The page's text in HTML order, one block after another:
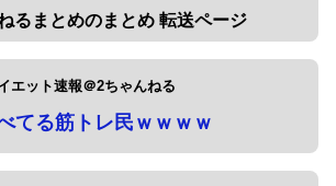
るまとめのまとめ 転送ページ
エット速報＠2ちゃんねる
てる筋トレ民ｗｗｗｗ